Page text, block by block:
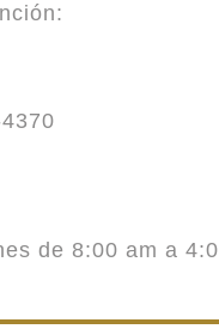
de 8:00 am a